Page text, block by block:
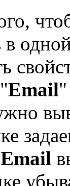
в
Email
Email